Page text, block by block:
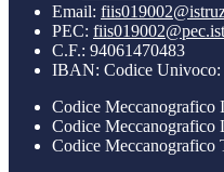
Email:
PEC:
C.F.: 94061470483
IBAN: Codice Univoco:
Codice Meccanografico
Codice
Codice